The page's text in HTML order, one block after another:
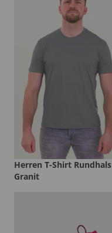
Herren T-Shirt Rundhals
Granit